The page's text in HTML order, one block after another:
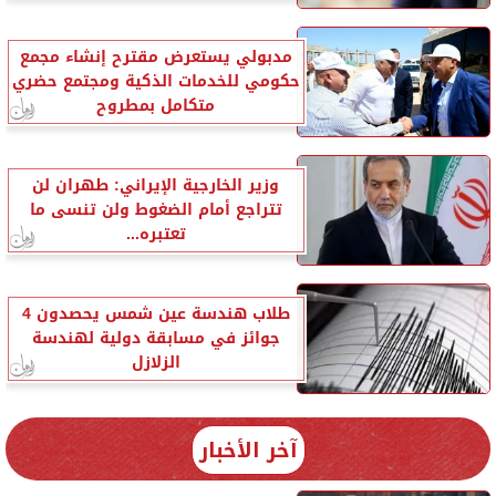
مدبولي يستعرض مقترح إنشاء مجمع
حكومي للخدمات الذكية ومجتمع حضري
متكامل بمطروح
وزير الخارجية الإيراني: طهران لن
تتراجع أمام الضغوط ولن تنسى ما
تعتبره...
طلاب هندسة عين شمس يحصدون 4
جوائز في مسابقة دولية لهندسة
الزلازل
آخر الأخبار